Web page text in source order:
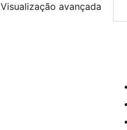
Visualização avançada